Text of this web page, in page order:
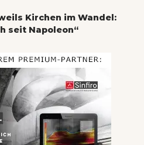
Kirchen im Wandel:
seit Napoleon“